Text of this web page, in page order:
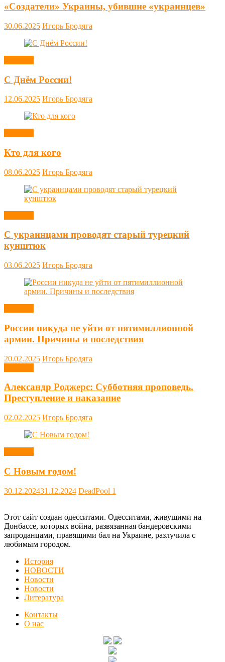
«Создатели» Украины, убившие «украинцев»
30.06.2025 Игорь Бродяга
С Днём России!
12.06.2025 Игорь Бродяга
Кто для кого
08.06.2025 Игорь Бродяга
С украинцами проводят старый турецкий
кунштюк
03.06.2025 Игорь Бродяга
России никуда не уйти от пятимиллионной
армии. Причины и последствия
20.02.2025 Игорь Бродяга
Александр Роджерс: Субботняя проповедь.
Преступление и наказание
02.02.2025 Игорь Бродяга
С Новым годом!
30.12.202431.12.2024 DeadPool 1
Этот сайт создан одесситами. Одесситами, живущими на
Донбассе, которых война, развязанная бандеровскими
запроданцами, правящими бал на Украине, разлучила с
любимым городом.
История
НОВОСТИ
Новости
Новости
Литература
Контакты
О нас